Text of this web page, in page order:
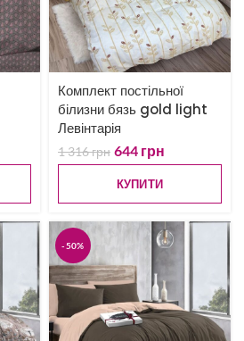
Комплект постільної
білизни бязь gold light
Левінтарія
1 316грн 644 грн
КУПИТИ
-50%